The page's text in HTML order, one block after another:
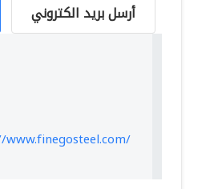
أرسل بريد الكتروني